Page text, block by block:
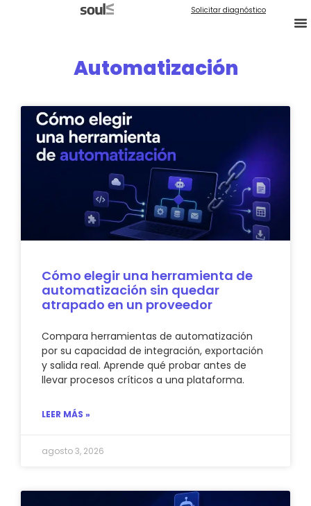
Solicitar diagnóstico
Automatización
Cómo elegir una herramienta de
automatización sin quedar
atrapado en un proveedor
Compara herramientas de automatización
por su capacidad de integración, exportación
y salida real. Aprende qué probar antes de
llevar procesos críticos a una plataforma.
LEER MÁS »
agosto 3, 2026